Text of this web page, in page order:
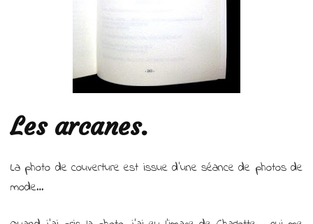
Les arcanes.
La photo de couverture est issue d’une séance de photos de
mode…